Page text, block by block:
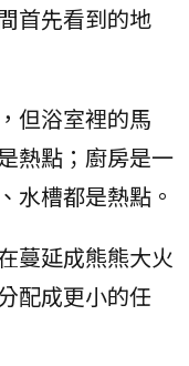
首先看到的地
但浴室裡的馬
熱點；廚房是一
水槽都是熱點。
蔓延成熊熊大火
配成更小的任